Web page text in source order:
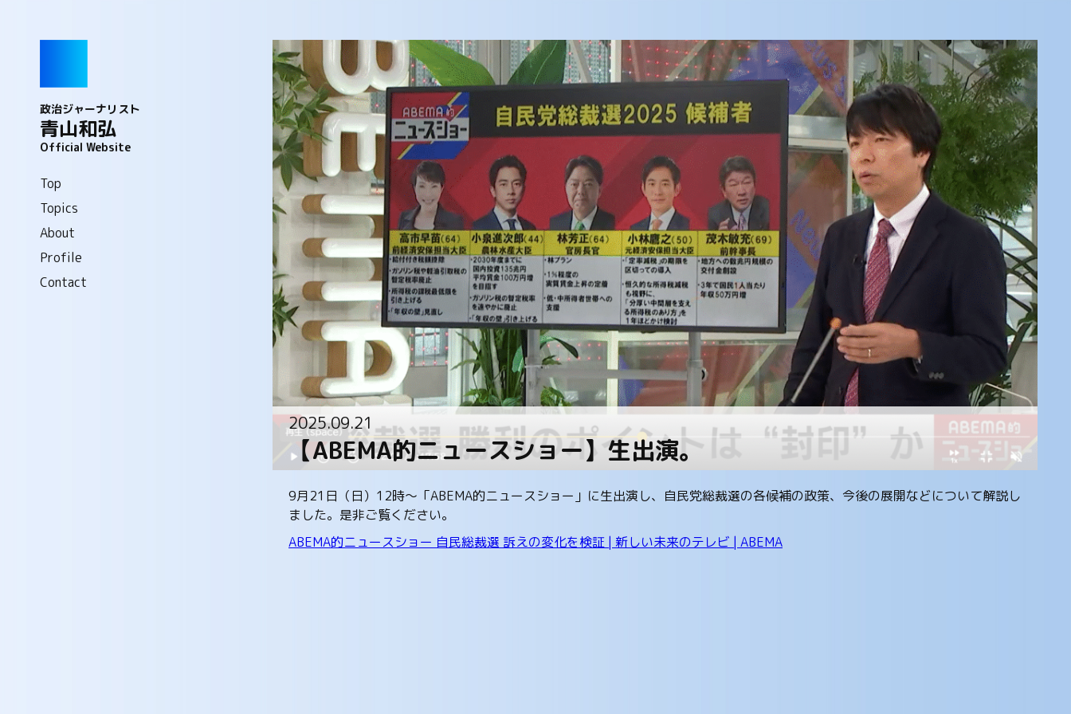
政治ジャーナリスト
青山和弘
Official Website
Top
Topics
About
Profile
Contact
2025.09.21
【ABEMA的ニュースショー】生出演。
9月21日（日）12時～「ABEMA的ニュースショー」に生出演し、自民党総裁選の各候補の政策、今後の展開などについて解説し
ました。是非ご覧ください。
ABEMA的ニュースショー 自民総裁選 訴えの変化を検証 | 新しい未来のテレビ | ABEMA